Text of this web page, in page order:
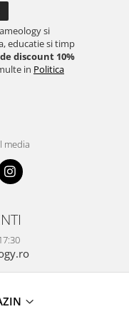
si
educatie si timp
discount 10%
in Politica
media